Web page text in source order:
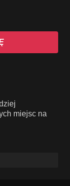
miejsc na